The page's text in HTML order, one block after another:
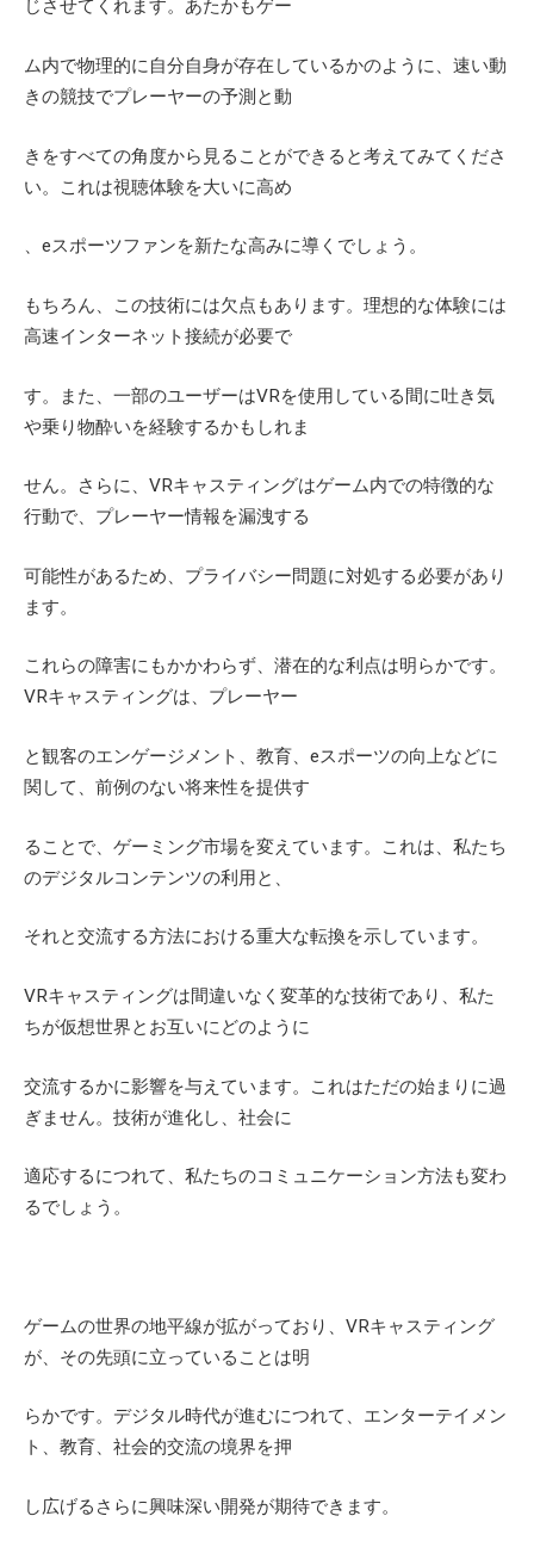
じさせてくれます。あたかもゲー
ム内で物理的に自分自身が存在しているかのように、速い動
きの競技でプレーヤーの予測と動
きをすべての角度から見ることができると考えてみてくださ
い。これは視聴体験を大いに高め
、 eスポーツファンを新たな高みに導くでしょう。
もちろん、この技術には欠点もあります。理想的な体験には
高速インターネット接続が必要で
す。また、一部のユーザーはVRを使用している間に吐き気
や乗り物酔いを経験するかもしれま
せん。さらに、 VRキャスティングはゲーム内での特徴的な
行動で、プレーヤー情報を漏洩する
可能性があるため、プライバシー問題に対処する必要があり
ます。
これらの障害にもかかわらず、潜在的な利点は明らかです。
VRキャスティングは、プレーヤー
と観客のエンゲージメント、教育、 eスポーツの向上などに
関して、前例のない将来性を提供す
ることで、ゲーミング市場を変えています。これは、私たち
のデジタルコンテンツの利用と、
それと交流する方法における重大な転換を示しています。
VRキャスティングは間違いなく変革的な技術であり、私た
ちが仮想世界とお互いにどのように
交流するかに影響を与えています。これはただの始まりに過
ぎません。技術が進化し、社会に
適応するにつれて、私たちのコミュニケーション方法も変わ
るでしょう。
ゲームの世界の地平線が拡がっており、 VRキャスティング
が、その先頭に立っていることは明
らかです。デジタル時代が進むにつれて、エンターテイメン
ト、教育、社会的交流の境界を押
し広げるさらに興味深い開発が期待できます。